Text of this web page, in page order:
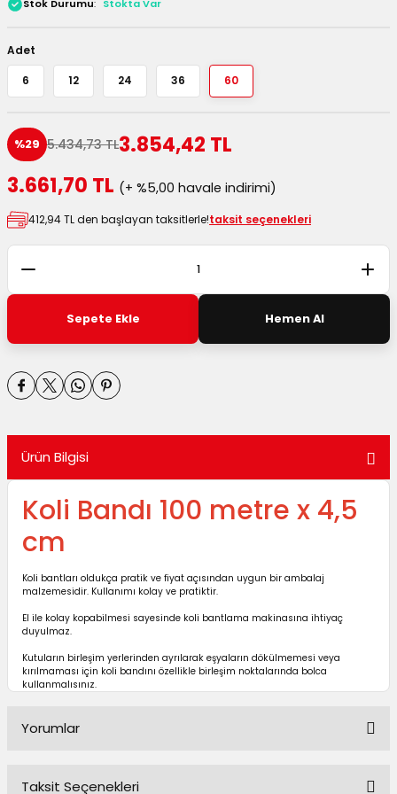
Kutuları
Kutuları
ve Koliler
Stok Durumu Stokta Var
Adet
6 12 24 36 60
%29 5.434,73 TL3.854,42 TL
3.661,70 TL (+ %5,00 havale indirimi)
412,94 TL den başlayan taksitlerle!taksit seçenekleri
Sepete Ekle Hemen Al
Ürün Bilgisi
Koli Bandı 100 metre x 4,5
cm
Koli bantları oldukça pratik ve fiyat açısından uygun bir ambalaj
malzemesidir. Kullanımı kolay ve pratiktir.
El ile kolay kopabilmesi sayesinde koli bantlama makinasına ihtiyaç
duyulmaz.
Kutuların birleşim yerlerinden ayrılarak eşyaların dökülmemesi veya
kırılmaması için koli bandını özellikle birleşim noktalarında bolca
kullanmalısınız.
Yorumlar
Taksit Seçenekleri